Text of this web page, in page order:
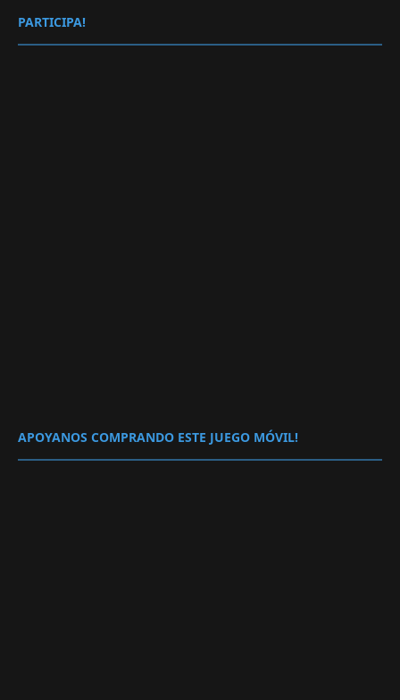
PARTICIPA!
APOYANOS COMPRANDO ESTE JUEGO MÓVIL!